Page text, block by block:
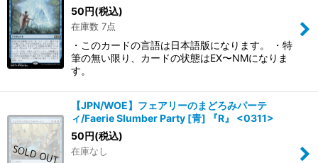
50円(税込)
在庫数 7点
・このカードの言語は日本語版になります。 ・特
筆の無い限り、カードの状態はEX〜NMになりま
す。
【JPN/WOE】フェアリーのまどろみパーテ
ィ/Faerie Slumber Party [青] 『R』 <0311>
50円(税込)
在庫なし